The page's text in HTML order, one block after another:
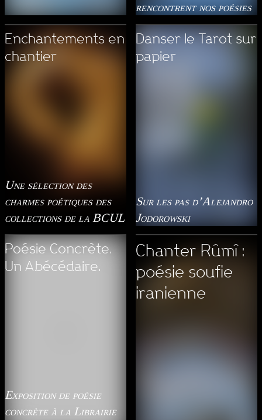
Enchantements en
chantier
Une sélection des
charmes poétiques des
collections de la BCUL
Poésie Concrète.
Un Abécédaire.
Exposition de poésie
concrète à la Librairie
rencontrent nos poésies
Danser le Tarot sur
papier
Sur les pas d’Alejandro
Jodorowski
Chanter Rûmî :
poésie soufie
iranienne